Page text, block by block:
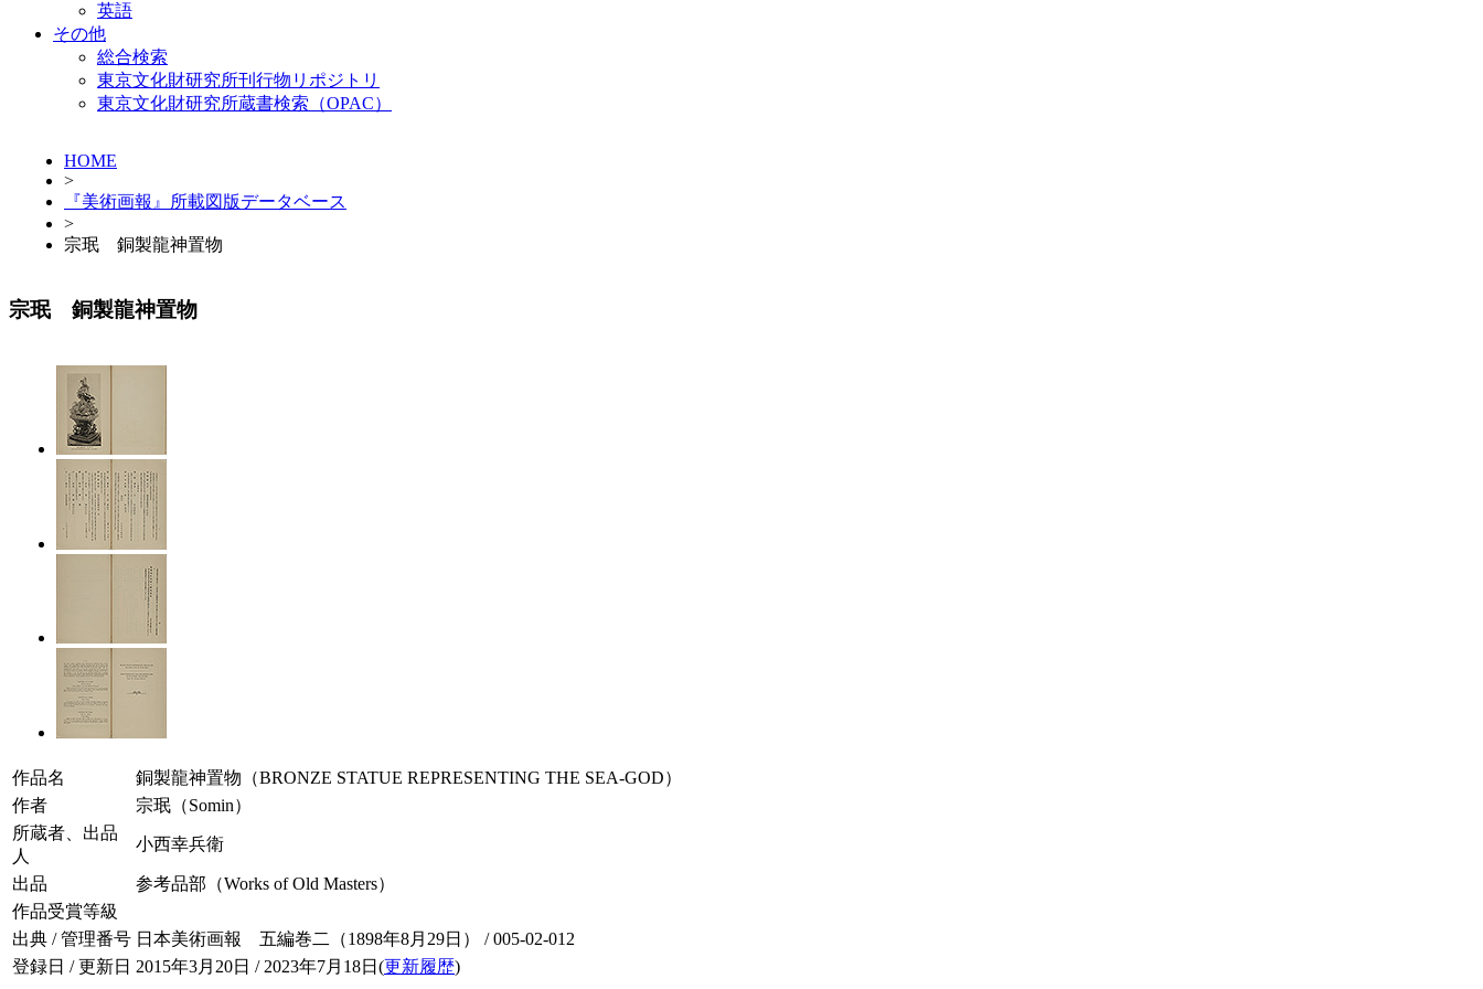
英語
その他
総合検索
東京文化財研究所刊行物リポジトリ
東京文化財研究所蔵書検索（OPAC）
HOME
>
『美術画報』所載図版データベース
>
宗珉 銅製龍神置物
宗珉 銅製龍神置物
作品名
銅製龍神置物（BRONZE STATUE REPRESENTING THE SEA-GOD）
作者
宗珉（Somin）
所蔵者、出品
人
小西幸兵衛
出品
参考品部（Works of Old Masters）
作品受賞等級
出典 / 管理番号 日本美術画報 五編巻二（1898年8月29日） / 005-02-012
登録日 / 更新日 2015年3月20日 / 2023年7月18日(更新履歴)